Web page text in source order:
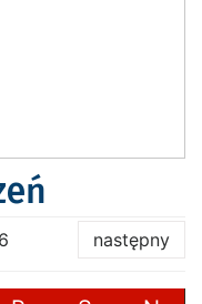
następny